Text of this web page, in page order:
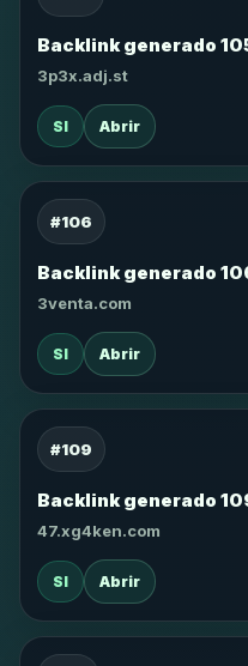
Backlink generado
3p3x.adj.st
SI Abrir
#106
Backlink generado
3venta.com
SI Abrir
#109
Backlink generado
47.xg4ken.com
SI Abrir